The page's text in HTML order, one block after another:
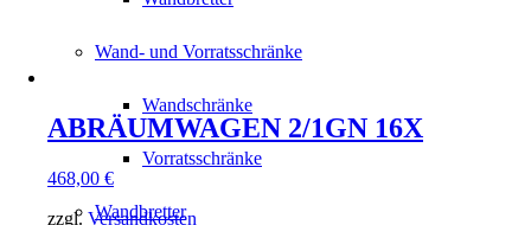
Wand- und Vorratsschränke
Wandschränke
Vorratsschränke
Wandbretter
ABRÄUMWAGEN 2/1GN 16X
468,00 €
zzgl. Versandkosten